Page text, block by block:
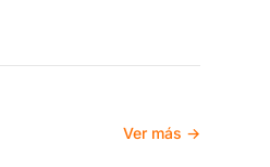
Ver más →